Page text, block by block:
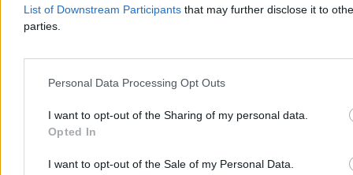
List of Downstream Participants that may further disclose it to
parties.
Personal Data Processing Opt Outs
I want to opt-out of the Sharing of my personal data.
Opted In
I want to opt-out of the Sale of my Personal Data.
Biznes